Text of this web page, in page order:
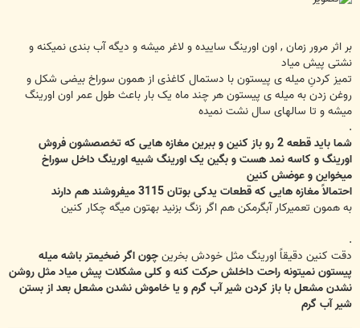
بر اثر مرور زمان , اون اورینگ ساییده و لاغر میشه و دیگه آب بندی نمیکنه و
نشتی پیش میاد
تمیز کردنِ میله ی پیستون با دستمال کاغذی از همون سوراخ بیضی شکل و
روغن زدن به میله ی پیستون هر چند ماه یک بار باعث طول عمر اون اورینگ
میشه و تا سالهای سال نشت نمیده
شما باید قطعه 2 رو باز کنین و ببرین مغازه هایی که تخصصشون فروش
اورینگ و کاسه نمد هست و بگین یک اورینگ شبیه اورینگ داخل سوراخ
میخواین و عوضش کنین
احتمالاً مغازه هایی که قطعات یدکی بوتان 3115 میفروشند هم دارند
به همون تعمیرکار آبگرمکن هم اگر زنگ بزنید بهتون میگه چکار کنین
دقت کنین دقیقاً اورینگ مثل خودش بخرینچون اگر ضخیمتر باشه میله
پیستون نمیتونه راحت داخلش حرکت کنه و کلی مشکلات پیش میاد مثل روشن
نشدن مشعل با باز کردن شیر آب گرم و یا خاموش نشدن مشعل بعد از بستن
شیر آب گرم